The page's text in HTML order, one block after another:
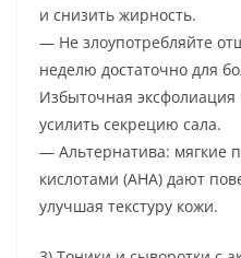
и снизить жирность.
— Не злоупотребляйте
неделю достаточно для
Избыточная
усилить секрецию сала.
— Альтернатива: мягкие
кислотами (AHA) дают
улучшая текстуру кожи.